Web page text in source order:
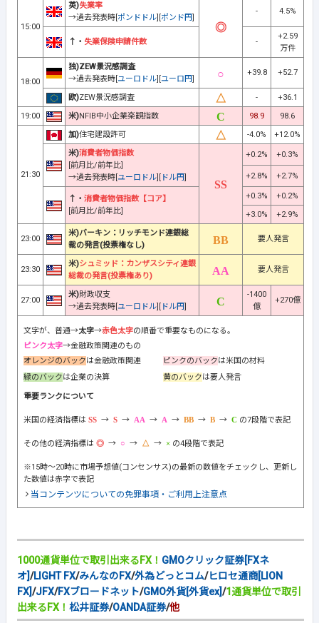
15:00
英)失業率
→過去発表時[ ポンドドル ポンド円
- 4.5%
↑・ 失業保険申請件数 -
+2.59
万件
18:00
独)ZEW景況感調査
→過去発表時[ ユーロドル ユーロ円
+39.8 +52.7
欧)ZEW景況感調査 -
+36.1
19:00
米)NFIB中小企業楽観指数 98.9 98.6
21:30
加)住宅建設許可 -4.0%
+12.0%
米)消費者物価指数
[前月比/前年比]
→過去発表時[ ユーロドル ドル円
+0.2% +0.3%
+2.8% +2.7%
↑・ 消費者物価指数【コア】
[前月比/前年比]
+0.3%
+0.2%
+3.0%
+2.9%
23:00
米)バーキン：リッチモンド連銀総
裁の発言(投票権なし)
要人発言
23:30
米)シュミッド：カンザスシティ連銀
総裁の発言(投票権あり)
要人発言
27:00
米)財政収支
→過去発表時[ ユーロドル ドル円
-1400
億
+270億
文字が、普通→太字→赤色太字の順番で重要なものになる。
ピンク太字→金融政策関連のもの
オレンジのバックは金融政策関連 ピンクのバックは米国の材料
緑のバックは企業の決算 黄のバックは要人発言
重要ランクについて
米国の経済指標は → → → → → → の7段階で表記
その他の経済指標は → → → の4段階で表記
※15時～20時に市場予想値(コンセンサス)の最新の数値をチェックし、更新し
た数値は赤字で表記
当コンテンツについての免罪事項・ご利用上注意点
1000通貨単位で取引出来るFX！ GMOクリック証券[FXネ
オ]/LIGHT FX/みんなのFX/外為どっとコム/ヒロセ通商[LION
FX]/JFX/FXブロードネット/GMO外貨[外貨ex]/1通貨単位で取引
出来るFX！ 松井証券/OANDA証券/他